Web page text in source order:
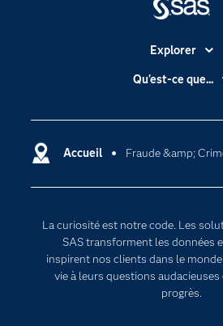
Accueil Fraude &amp;
La curiosité est notre code. Les
SAS transforment les données
inspirent nos clients dans le
vie à leurs questions
progrès.
Explorer
Carrières
Certifications
Documentation
Pour les
Entreprise
Qu'est-ce que...
Intelligence
Transformation